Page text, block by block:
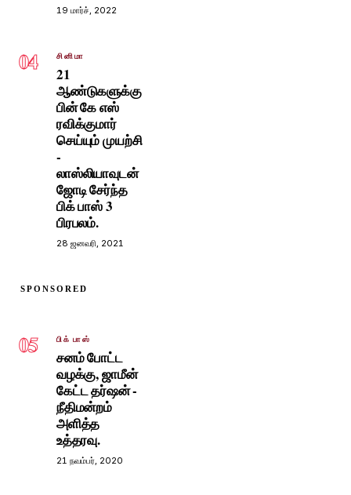
19 மார்ச், 2022
04 சினிமா
21
ஆண்டுகளுக்கு
பின் கே எஸ்
ரவிக்குமார்
செய்யும் முயற்சி
-
லாஸ்லியாவுடன்
ஜோடி சேர்ந்த
பிக் பாஸ் 3
பிரபலம்.
28 ஜனவரி, 2021
SPONSORED
05 பிக் பாஸ்
சனம் போட்ட
வழக்கு, ஜாமீன்
கேட்ட தர்ஷன் -
நீதிமன்றம்
அளித்த
உத்தரவு.
21 நவம்பர், 2020